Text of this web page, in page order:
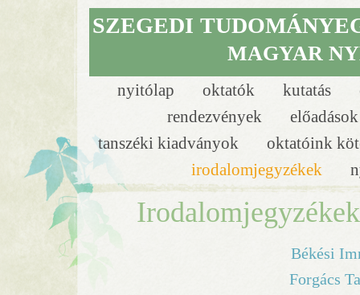
SZEGEDI
MAGYAR
nyitólap oktatók kutatás
rendezvények
tanszéki kiadványok
oktatóink
irodalomjegyzékek
Békési
Forgács